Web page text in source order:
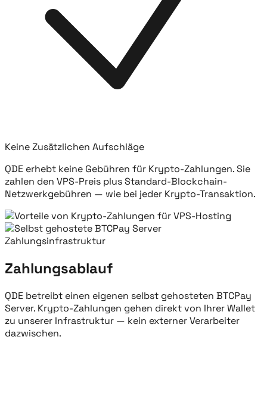
Keine Zusätzlichen Aufschläge
QDE erhebt keine Gebühren für Krypto-Zahlungen. Sie
zahlen den VPS-Preis plus Standard-Blockchain-
Netzwerkgebühren — wie bei jeder Krypto-Transaktion.
Zahlungsablauf
QDE betreibt einen eigenen selbst gehosteten BTCPay
Server. Krypto-Zahlungen gehen direkt von Ihrer Wallet
zu unserer Infrastruktur — kein externer Verarbeiter
dazwischen.